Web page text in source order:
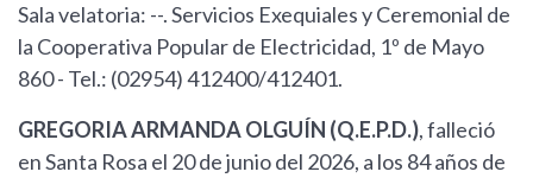
Sala velatoria: --. Servicios Exequiales y Ceremonial de
la Cooperativa Popular de Electricidad, 1º de Mayo
860 - Tel.: (02954) 412400/412401.
GREGORIA ARMANDA OLGUÍN (Q.E.P.D.), falleció
en Santa Rosa el 20 de junio del 2026, a los 84 años de